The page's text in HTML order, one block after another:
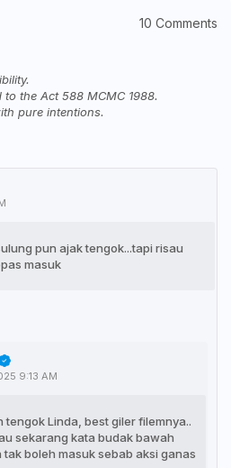
10 Comments
the Act 588 MCMC 1988.
pure intentions.
pun ajak tengok...tapi risau
masuk
9:13 AM
tengok Linda, best giler filemnya..
sekarang kata budak bawah
tak boleh masuk sebab aksi ganas